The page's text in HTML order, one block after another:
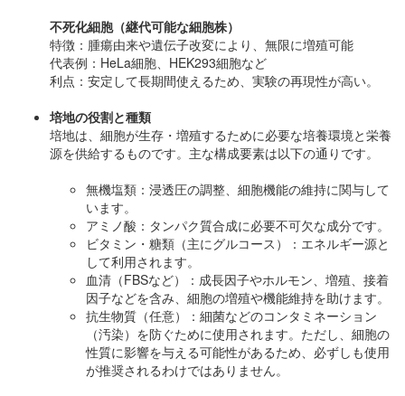
不死化細胞（継代可能な細胞株）
特徴：腫瘍由来や遺伝子改変により、無限に増殖可能
代表例：HeLa細胞、HEK293細胞など
利点：安定して長期間使えるため、実験の再現性が高い。
培地の役割と種類
培地は、細胞が生存・増殖するために必要な培養環境と栄養
源を供給するものです。主な構成要素は以下の通りです。
無機塩類：浸透圧の調整、細胞機能の維持に関与して
います。
アミノ酸：タンパク質合成に必要不可欠な成分です。
ビタミン・糖類（主にグルコース）：エネルギー源と
して利用されます。
血清（FBSなど）：成長因子やホルモン、増殖、接着
因子などを含み、細胞の増殖や機能維持を助けます。
抗生物質（任意）：細菌などのコンタミネーション
（汚染）を防ぐために使用されます。ただし、細胞の
性質に影響を与える可能性があるため、必ずしも使用
が推奨されるわけではありません。